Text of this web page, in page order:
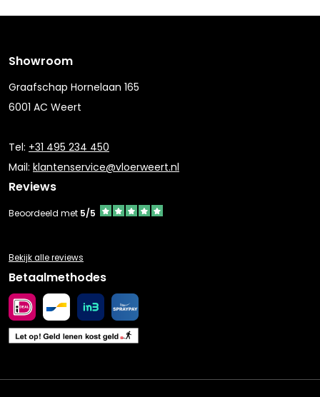
Showroom
Graafschap Hornelaan 165
6001 AC Weert
Tel: +31 495 234 450
Mail: klantenservice@vloerweert.nl
Reviews
Beoordeeld met 5/5
Bekijk alle reviews
Betaalmethodes